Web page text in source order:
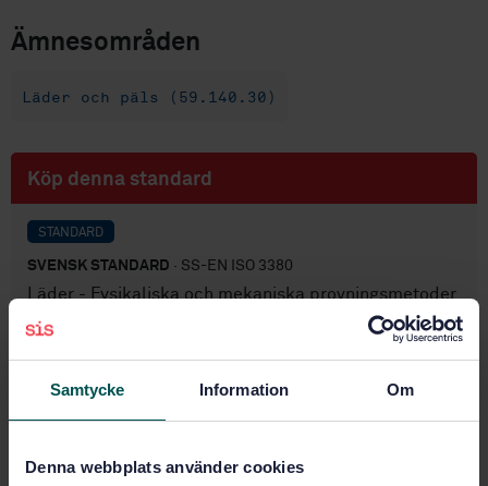
Samtycke Information Om
Denna webbplats använder cookies
Ämnesområden
Läder och päls (59.140.30)
Köp denna standard
STANDARD
SVENSK STANDARD · SS-EN ISO 3380
Läder - Fysikaliska och mekaniska provningsmetoder
- Bestämning av krymptemperatur upp till 100 grader
Celsius (ISO 3380:2002)
Prenumerera på standarden - Läs mer